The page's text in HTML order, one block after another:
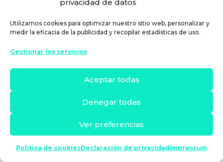
privacidad de datos
Utilizamos cookies para optimizar nuestro sitio web, personalizar y
medir la eficacia de la publicidad y recopilar estadísticas de uso.
Gestionar los servicios
Aceptar todas
Denegar todas
Ver preferencias
Política de cookiesDeclaración de privacidad Impressum
Copyright 2026 © Banks & Saving
Términos y Condiciones|Política de
privacidad |Cookies